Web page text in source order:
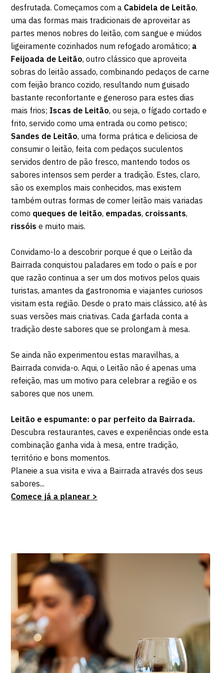
desfrutada. Começamos com a Cabidela de Leitão,
uma das formas mais tradicionais de aproveitar as
partes menos nobres do leitão, com sangue e miúdos
ligeiramente cozinhados num refogado aromático; a
Feijoada de Leitão, outro clássico que aproveita
sobras do leitão assado, combinando pedaços de carne
com feijão branco cozido, resultando num guisado
bastante reconfortante e generoso para estes dias
mais frios; Iscas de Leitão, ou seja, o fígado cortado e
frito, servido como uma entrada ou como petisco;
Sandes de Leitão, uma forma prática e deliciosa de
consumir o leitão, feita com pedaços suculentos
servidos dentro de pão fresco, mantendo todos os
sabores intensos sem perder a tradição. Estes, claro,
são os exemplos mais conhecidos, mas existem
também outras formas de comer leitão mais variadas
como queques de leitão, empadas, croissants,
rissóis e muito mais.
Convidamo-lo a descobrir porque é que o Leitão da
Bairrada conquistou paladares em todo o país e por
que razão continua a ser um dos motivos pelos quais
turistas, amantes da gastronomia e viajantes curiosos
visitam esta região. Desde o prato mais clássico, até às
suas versões mais criativas. Cada garfada conta a
tradição deste sabores que se prolongam à mesa.
Se ainda não experimentou estas maravilhas, a
Bairrada convida-o. Aqui, o Leitão não é apenas uma
refeição, mas um motivo para celebrar a região e os
sabores que nos unem.
Leitão e espumante: o par perfeito da Bairrada.
Descubra restaurantes, caves e experiências onde esta
combinação ganha vida à mesa, entre tradição,
território e bons momentos.
Planeie a sua visita e viva a Bairrada através dos seus
sabores...
Comece já a planear >